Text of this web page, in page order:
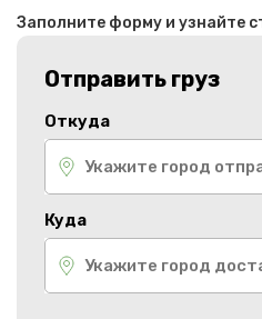
Заполните форму и узнайте
Отправить груз
Откуда
Куда